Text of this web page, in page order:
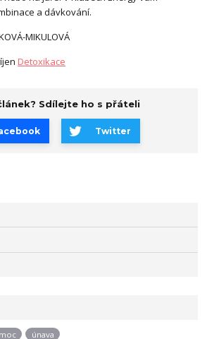
únava
a dávkování.
MIKULOVÁ
Detoxikace
Sdílejte ho s přáteli
Twitter